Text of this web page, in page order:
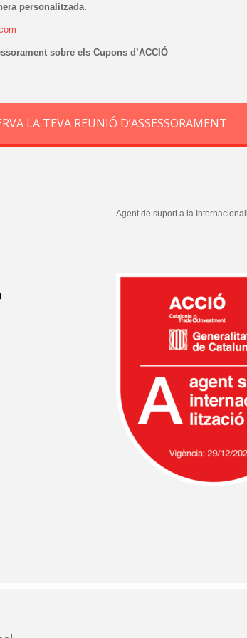
personalitzada.
sobre els Cupons d’ACCIÓ
LA TEVA REUNIÓ D’ASSESSORAMENT
Agent de suport a la